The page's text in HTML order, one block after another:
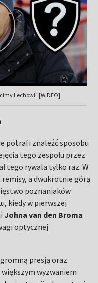
Lechowi" [WIDEO]
potrafi znaleźć sposobu
tego zespołu przez
tego rywala tylko raz. W
remisy, a dwukrotnie górą
poznaniaków
kiedy w pierwszej
Johna van den Broma
optycznej
presją oraz
wyzwaniem